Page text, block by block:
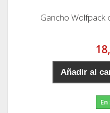
Gancho Wolfpack
Añadir al